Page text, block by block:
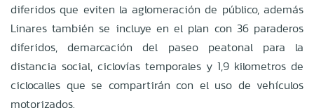
diferidos que eviten la aglomeración de público, además
Linares también se incluye en el plan con 36 paraderos
diferidos, demarcación del paseo peatonal para la
distancia social, ciclovías temporales y 1,9 kilometros de
ciclocalles que se compartirán con el uso de vehículos
motorizados.